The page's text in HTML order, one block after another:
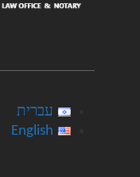
עברית
English